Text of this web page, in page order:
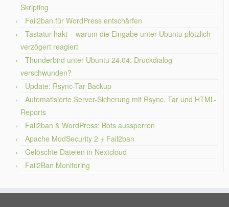
Skripting
Fail2ban für WordPress entschärfen
Tastatur hakt – warum die Eingabe unter Ubuntu plötzlich
verzögert reagiert
Thunderbird unter Ubuntu 24.04: Druckdialog
verschwunden?
Update: Rsync-Tar Backup
Automatisierte Server-Sicherung mit Rsync, Tar und HTML-
Reports
Fail2ban & WordPress: Bots aussperren
Apache ModSecurity 2 + Fail2ban
Gelöschte Dateien in Nextcloud
Fail2Ban Monitoring